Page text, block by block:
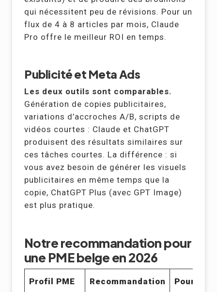
qui nécessitent peu de révisions. Pour un
flux de 4 à 8 articles par mois, Claude
Pro offre le meilleur ROI en temps.
Publicité et Meta Ads
Les deux outils sont comparables.
Génération de copies publicitaires,
variations d’accroches A/B, scripts de
vidéos courtes : Claude et ChatGPT
produisent des résultats similaires sur
ces tâches courtes. La différence : si
vous avez besoin de générer les visuels
publicitaires en même temps que la
copie, ChatGPT Plus (avec GPT Image)
est plus pratique.
Notre recommandation pour
une PME belge en 2026
Profil PME Recommandation Pourquoi